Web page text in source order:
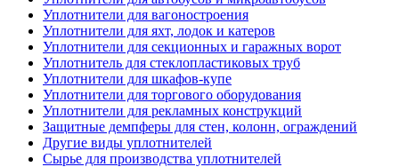
Уплотнители для вагоностроения
Уплотнители для яхт, лодок и катеров
Уплотнители для секционных и гаражных ворот
Уплотнитель для стеклопластиковых труб
Уплотнители для шкафов-купе
Уплотнители для торгового оборудования
Уплотнители для рекламных конструкций
Защитные демпферы для стен, колонн, ограждений
Другие виды уплотнителей
Сырье для производства уплотнителей